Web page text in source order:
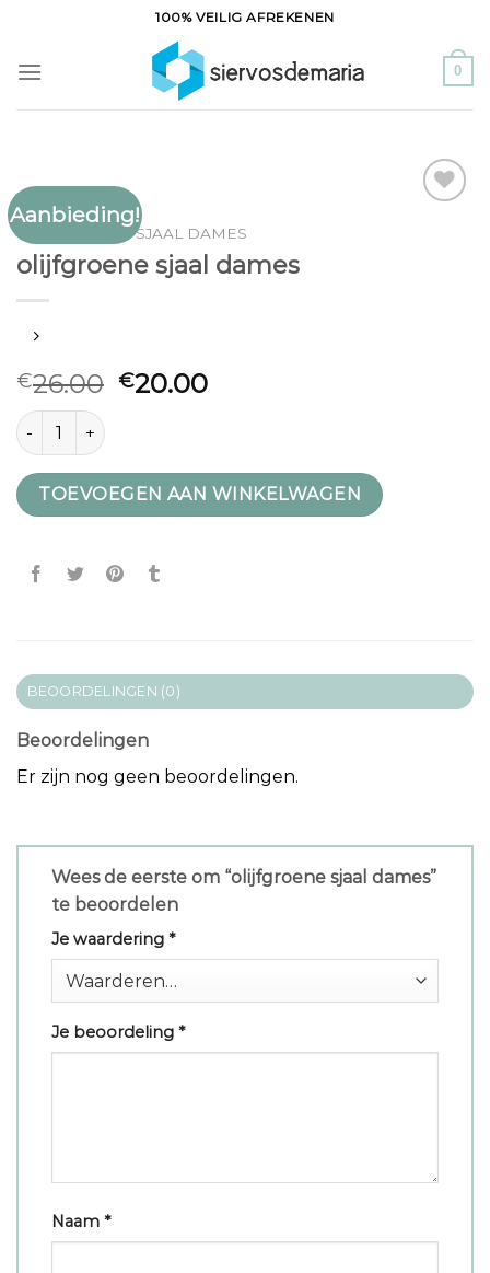
inhoud
100% VEILIG AFREKENEN
0
Aanbieding!
OLIJFGROENE SJAAL DAMES
olijfgroene sjaal dames
€26.00 €20.00
olijfgroene sjaal dames aantal
TOEVOEGEN AAN WINKELWAGEN
BEOORDELINGEN (0)
Beoordelingen
Er zijn nog geen beoordelingen.
Wees de eerste om “olijfgroene sjaal dames”
te beoordelen
Je waardering *
Je beoordeling *
Naam *